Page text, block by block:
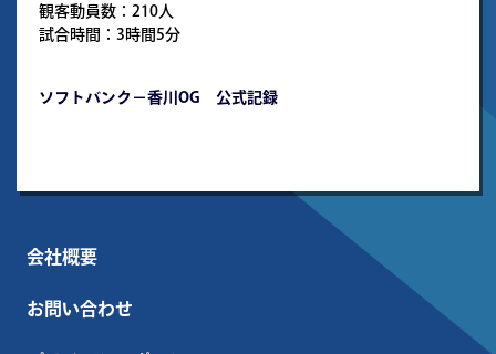
観客動員数：210人
試合時間：3時間5分
ソフトバンク－香川OG 公式記録
会社概要
お問い合わせ